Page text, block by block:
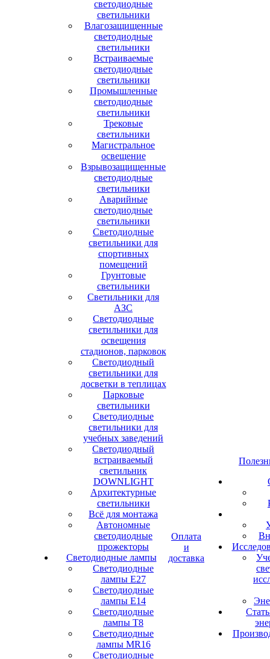
светодиодные
светильники
Влагозащищенные
светодиодные
светильники
Встраиваемые
светодиодные
светильники
Промышленные
светодиодные
светильники
Трековые
светильники
Магистральное
освещение
Взрывозащищенные
светодиодные
светильники
Аварийные
светодиодные
светильники
Светодиодные
светильники для
спортивных
помещений
Грунтовые
светильники
Светильники для
АЗС
Светодиодные
светильники для
освещения
стадионов, парковок
Светодиодный
светильники для
досветки в теплицах
Парковые
светильники
Светодиодные
светильники для
учебных заведений
Светодиодный
встраиваемый
светильник
DOWNLIGHT
Архитектурные
светильники
Всё для монтажа
Автономные
светодиодные
прожекторы
Светодиодные лампы
Светодиодные
лампы Е27
Светодиодные
лампы Е14
Светодиодные
лампы Т8
Светодиодные
лампы MR16
Светодиодные
Оплата
и
доставка